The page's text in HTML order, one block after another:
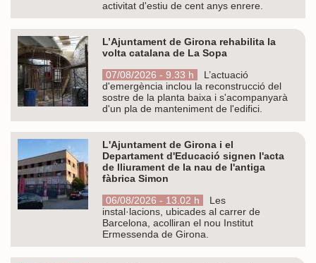
activitat d'estiu de cent anys enrere.
L’Ajuntament de Girona rehabilita la
volta catalana de La Sopa
07/08/2026 - 9.33 h
L’actuació
d'emergència inclou la reconstrucció del
sostre de la planta baixa i s'acompanyarà
d'un pla de manteniment de l'edifici.
L'Ajuntament de Girona i el
Departament d'Educació signen l'acta
de lliurament de la nau de l'antiga
fàbrica Simon
06/08/2026 - 13.02 h
Les
instal·lacions, ubicades al carrer de
Barcelona, acolliran el nou Institut
Ermessenda de Girona.